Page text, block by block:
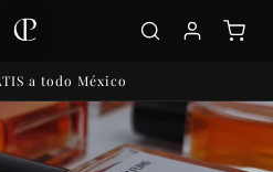
a todo México